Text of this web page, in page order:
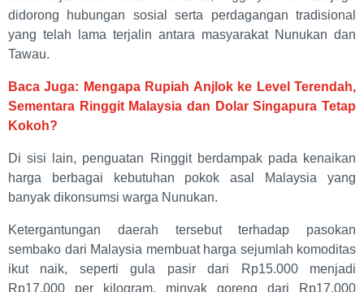
didorong hubungan sosial serta perdagangan tradisional
yang telah lama terjalin antara masyarakat Nunukan dan
Tawau.
Baca Juga: Mengapa Rupiah Anjlok ke Level Terendah,
Sementara Ringgit Malaysia dan Dolar Singapura Tetap
Kokoh?
Di sisi lain, penguatan Ringgit berdampak pada kenaikan
harga berbagai kebutuhan pokok asal Malaysia yang
banyak dikonsumsi warga Nunukan.
Ketergantungan daerah tersebut terhadap pasokan
sembako dari Malaysia membuat harga sejumlah komoditas
ikut naik, seperti gula pasir dari Rp15.000 menjadi
Rp17.000 per kilogram, minyak goreng dari Rp17.000